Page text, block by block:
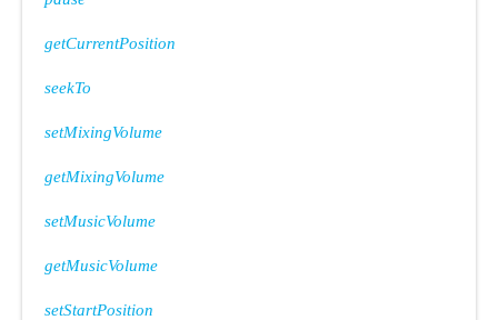
getCurrentPosition
seekTo
setMixingVolume
getMixingVolume
setMusicVolume
getMusicVolume
setStartPosition